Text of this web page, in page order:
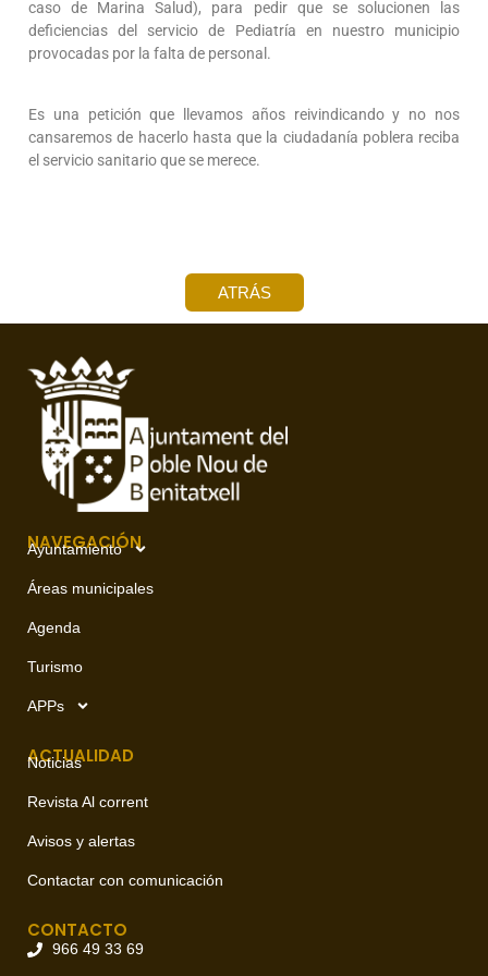
caso de Marina Salud), para pedir que se solucionen las
deficiencias del servicio de Pediatría en nuestro municipio
provocadas por la falta de personal.
Es una petición que llevamos años reivindicando y no nos
cansaremos de hacerlo hasta que la ciudadanía poblera reciba
el servicio sanitario que se merece.
ATRÁS
NAVEGACIÓN
Ayuntamiento
Áreas municipales
Agenda
Turismo
APPs
ACTUALIDAD
Noticias
Revista Al corrent
Avisos y alertas
Contactar con comunicación
CONTACTO
966 49 33 69